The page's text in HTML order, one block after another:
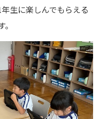
生に楽しんでもらえる